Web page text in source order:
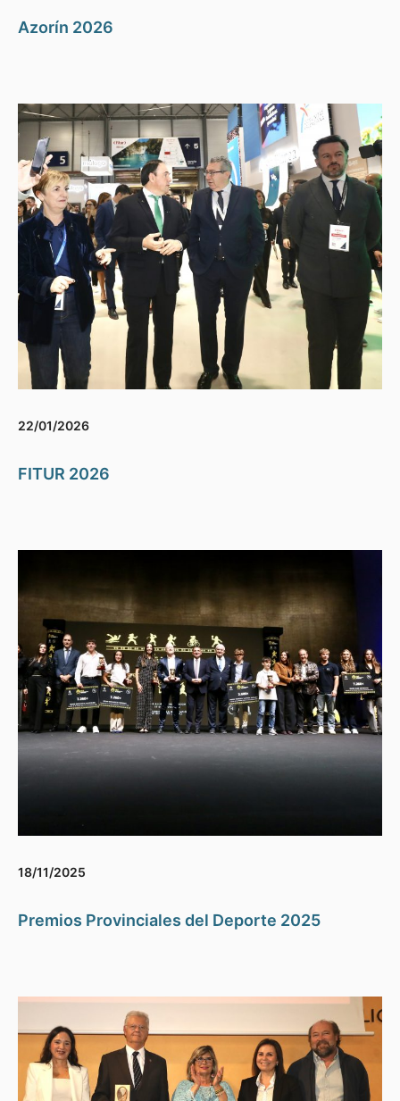
Azorín 2026
22/01/2026
FITUR 2026
18/11/2025
Premios Provinciales del Deporte 2025